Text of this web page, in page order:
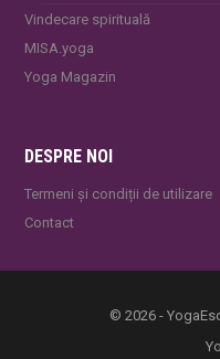
Vindecare spirituală
MISA.yoga
Yoga Magazin
DESPRE NOI
Termeni și condiții de utilizare
Contact
© 2026 -